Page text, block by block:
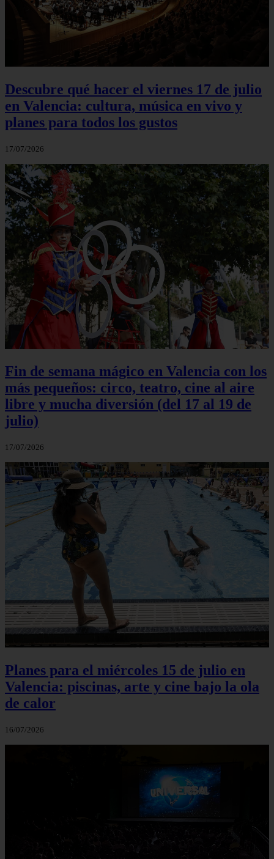
Descubre qué hacer el viernes 17 de julio
en Valencia: cultura, música en vivo y
planes para todos los gustos
17/07/2026
Fin de semana mágico en Valencia con los
más pequeños: circo, teatro, cine al aire
libre y mucha diversión (del 17 al 19 de
julio)
17/07/2026
Planes para el miércoles 15 de julio en
Valencia: piscinas, arte y cine bajo la ola
de calor
16/07/2026